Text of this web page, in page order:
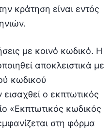
κράτηση είναι εντός
με κοινό κωδικό. Η
αποκλειστικά με
κωδικού
ο εκπτωτικός
«Εκπτωτικός κωδικός
στη φόρμα